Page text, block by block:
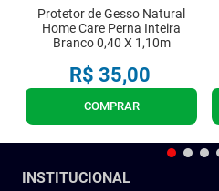
Protetor de Gesso Natural
Home Care Perna Inteira
Branco 0,40 X 1,10m
R$ 35,00
COMPRAR
INSTITUCIONAL